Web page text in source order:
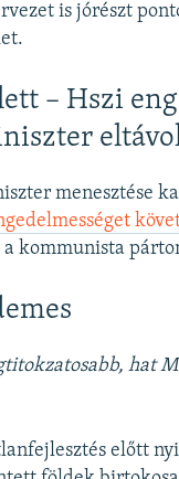
is jórészt
– Hszi
menesztése
a kommunista
hat
előtt